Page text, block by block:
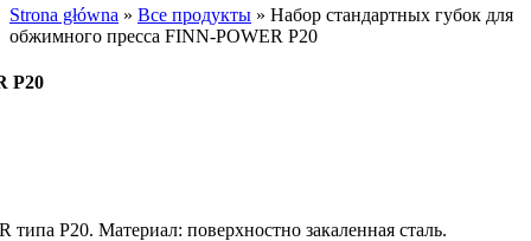
Strona główna » Все продукты » Набор стандартных губок для
обжимного пресса FINN-POWER P20
P20
P20. Материал: поверхностно закаленная сталь.